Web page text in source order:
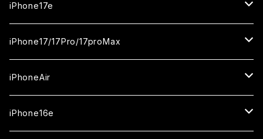
iPhone17e
ガラスフィルム
セラミックフィルム
カメラ用フィルム
iPhone17/17Pro/17proMax
iPhone17
ガラスフィルム
iPhone17Pro
iPhoneAir
ガラスフィルム
iPhone16e